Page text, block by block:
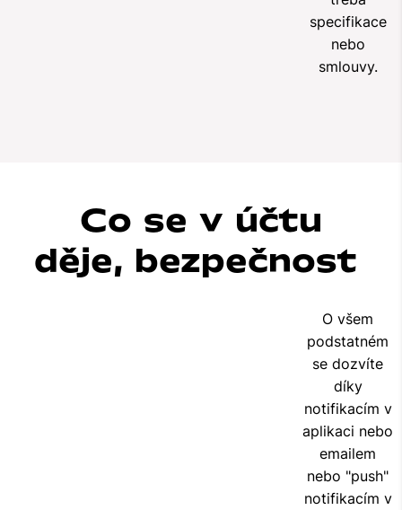
specifikace
nebo
smlouvy.
Co se v účtu
děje, bezpečnost
O všem
podstatném
se dozvíte
díky
notifikacím v
aplikaci nebo
emailem
nebo "push"
notifikacím v